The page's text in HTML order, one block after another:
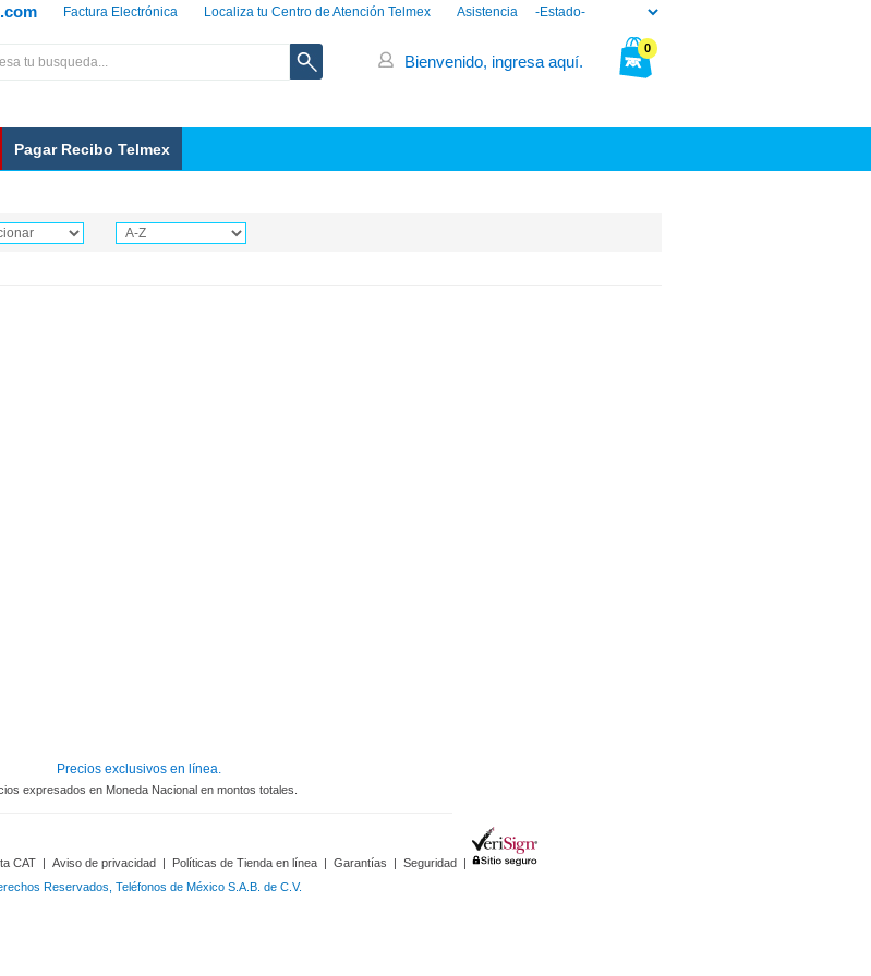
Asistencia
Localiza tu Centro de Atención Telmex
Factura Electrónica
0
Bienvenido, ingresa aquí.
Pagar Recibo Telmex
Precios exclusivos en línea.
expresados en Moneda Nacional en montos totales.
CAT | Aviso de privacidad | Políticas de Tienda en línea | Garantías | Seguridad |
Reservados, Teléfonos de México S.A.B. de C.V.